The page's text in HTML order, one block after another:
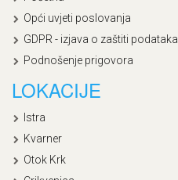
Opći uvjeti poslovanja
GDPR - izjava o zaštiti podataka
Podnošenje prigovora
LOKACIJE
Istra
Kvarner
Otok Krk